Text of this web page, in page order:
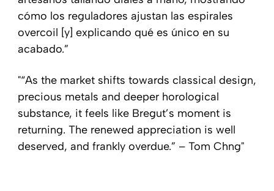
cómo los reguladores ajustan las espirales
overcoil [y] explicando qué es único en su
acabado.”
“As the market shifts towards classical design,
precious metals and deeper horological
substance, it feels like Bregut’s moment is
returning. The renewed appreciation is well
deserved, and frankly overdue.” – Tom Chng